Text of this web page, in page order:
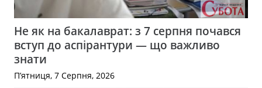
Не як на бакалаврат: з 7 серпня почався
вступ до аспірантури — що важливо
знати
П’ятниця, 7 Серпня, 2026